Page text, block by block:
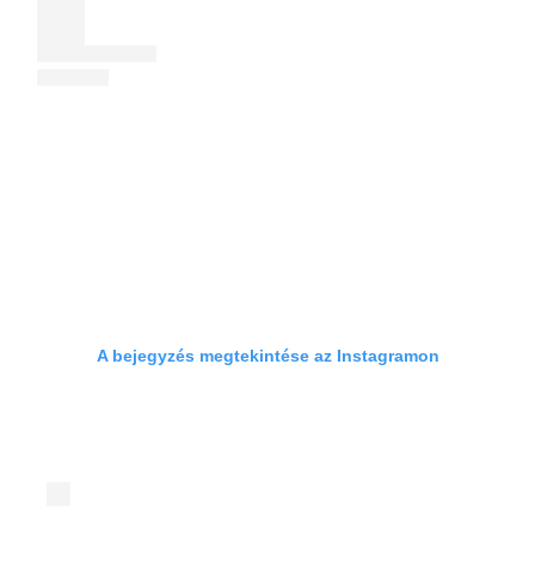
A bejegyzés megtekintése az Instagramon